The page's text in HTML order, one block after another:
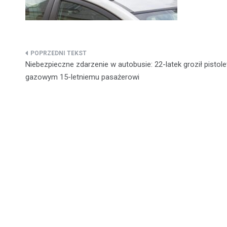
Nawigacja
wpisu
Niebezpieczne zdarzenie w autobusie: 22-latek groził
gazowym 15-letniemu pasażerowi